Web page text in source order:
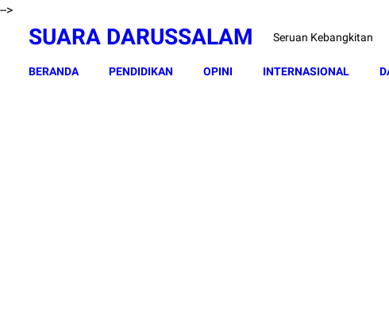
-->
SUARA DARUSSALAM Seruan Kebangkitan
BERANDA PENDIDIKAN OPINI INTERNASIONAL